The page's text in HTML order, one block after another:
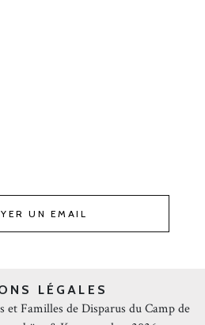
UN EMAIL
LÉGALES
et Familles de Disparus du Camp de